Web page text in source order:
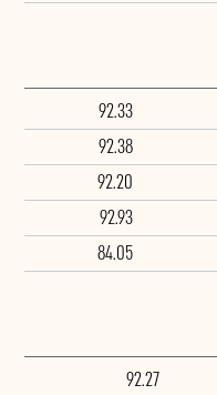
92.33
92.38
92.20
92.93
84.05
92.27